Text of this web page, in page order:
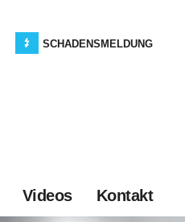
SCHADENSMELDUNG
Videos Kontakt